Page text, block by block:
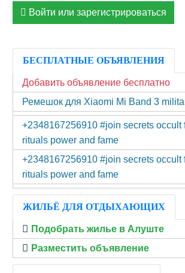
Войти или зарегистрироваться
БЕСПЛАТНЫЕ ОБЪЯВЛЕНИЯ
Добавить объявление бесплатно
Ремешок для Xiaomi Mi Band 3
+2348167256910 #join secrets occult
rituals power and fame
+2348167256910 #join secrets occult
rituals power and fame
ЖИЛЬЁ ДЛЯ ОТДЫХАЮЩИХ
Подобрать жилье в Алуште
Разместить объявление